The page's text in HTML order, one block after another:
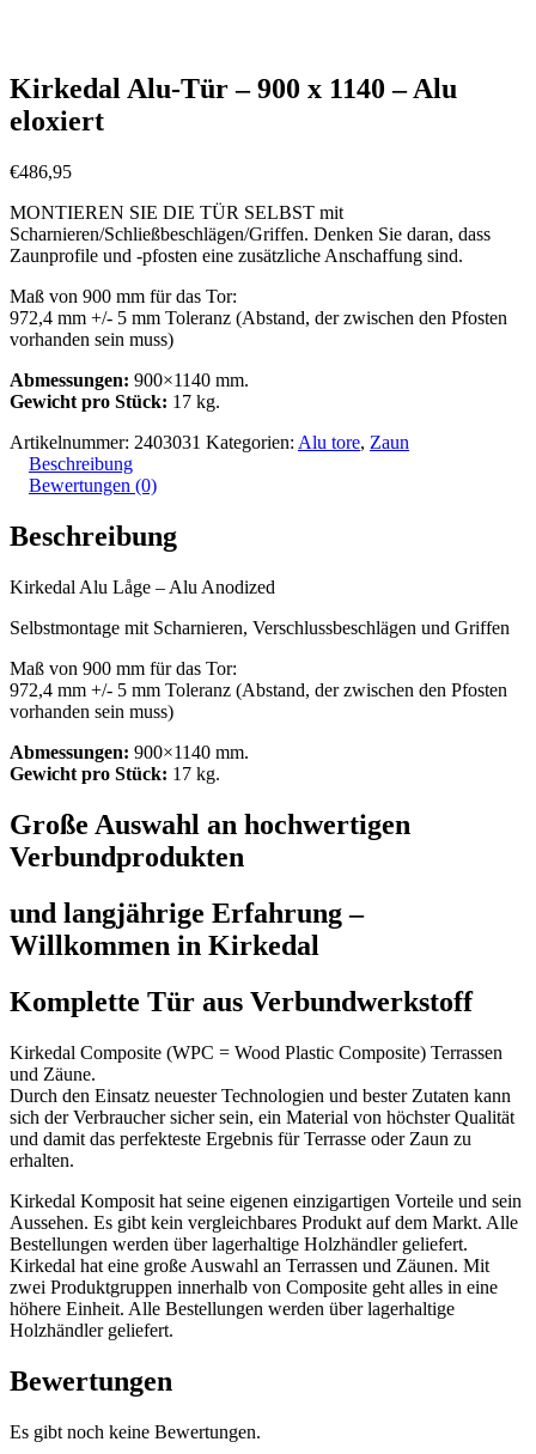
Kirkedal Alu-Tür – 900 x 1140 – Alu
eloxiert
€486,95
MONTIEREN SIE DIE TÜR SELBST mit
Scharnieren/Schließbeschlägen/Griffen. Denken Sie daran, dass
Zaunprofile und -pfosten eine zusätzliche Anschaffung sind.
Maß von 900 mm für das Tor:
972,4 mm +/- 5 mm Toleranz (Abstand, der zwischen den Pfosten
vorhanden sein muss)
Abmessungen: 900×1140 mm.
Gewicht pro Stück: 17 kg.
Artikelnummer: 2403031 Kategorien: Alu tore, Zaun
Beschreibung
Bewertungen (0)
Beschreibung
Kirkedal Alu Låge – Alu Anodized
Selbstmontage mit Scharnieren, Verschlussbeschlägen und Griffen
Maß von 900 mm für das Tor:
972,4 mm +/- 5 mm Toleranz (Abstand, der zwischen den Pfosten
vorhanden sein muss)
Abmessungen: 900×1140 mm.
Gewicht pro Stück: 17 kg.
Große Auswahl an hochwertigen
Verbundprodukten
und langjährige Erfahrung –
Willkommen in Kirkedal
Komplette Tür aus Verbundwerkstoff
Kirkedal Composite (WPC = Wood Plastic Composite) Terrassen
und Zäune.
Durch den Einsatz neuester Technologien und bester Zutaten kann
sich der Verbraucher sicher sein, ein Material von höchster Qualität
und damit das perfekteste Ergebnis für Terrasse oder Zaun zu
erhalten.
Kirkedal Komposit hat seine eigenen einzigartigen Vorteile und sein
Aussehen. Es gibt kein vergleichbares Produkt auf dem Markt. Alle
Bestellungen werden über lagerhaltige Holzhändler geliefert.
Kirkedal hat eine große Auswahl an Terrassen und Zäunen. Mit
zwei Produktgruppen innerhalb von Composite geht alles in eine
höhere Einheit. Alle Bestellungen werden über lagerhaltige
Holzhändler geliefert.
Bewertungen
Es gibt noch keine Bewertungen.